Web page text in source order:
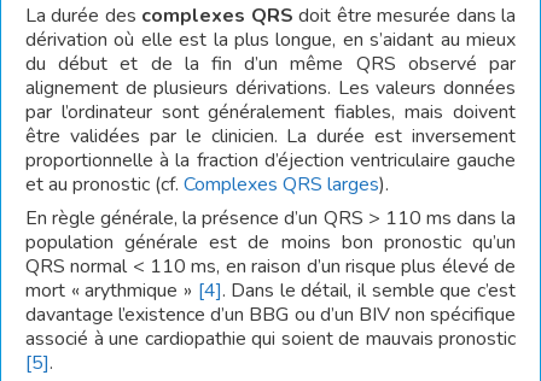
La durée des complexes QRS doit être mesurée dans la
dérivation où elle est la plus longue, en s’aidant au mieux
du début et de la fin d’un même QRS observé par
alignement de plusieurs dérivations. Les valeurs données
par l’ordinateur sont généralement fiables, mais doivent
être validées par le clinicien. La durée est inversement
proportionnelle à la fraction d’éjection ventriculaire gauche
et au pronostic (cf. Complexes QRS larges).
En règle générale, la présence d’un QRS > 110 ms dans la
population générale est de moins bon pronostic qu’un
QRS normal < 110 ms, en raison d’un risque plus élevé de
mort « arythmique » [4]. Dans le détail, il semble que c’est
davantage l’existence d’un BBG ou d’un BIV non spécifique
associé à une cardiopathie qui soient de mauvais pronostic
[5].